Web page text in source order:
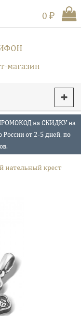
магазин
0 ₽
ПРОМОКОД на СКИДКУ на
России от 2-5 дней, по
нательный крест